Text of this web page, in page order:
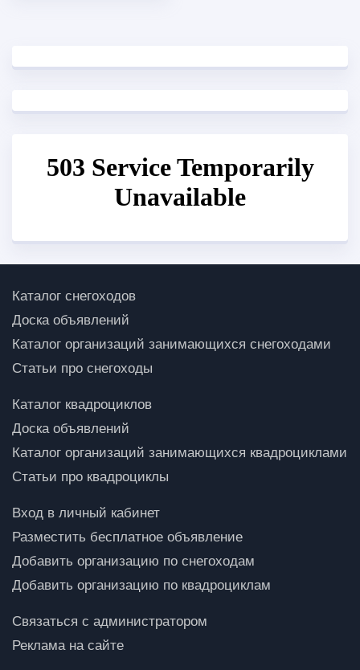
Каталог снегоходов
Доска объявлений
Каталог организаций занимающихся снегоходами
Статьи про снегоходы
Каталог квадроциклов
Доска объявлений
Каталог организаций занимающихся квадроциклами
Статьи про квадроциклы
Вход в личный кабинет
Разместить бесплатное объявление
Добавить организацию по снегоходам
Добавить организацию по квадроциклам
Связаться с администратором
Реклама на сайте